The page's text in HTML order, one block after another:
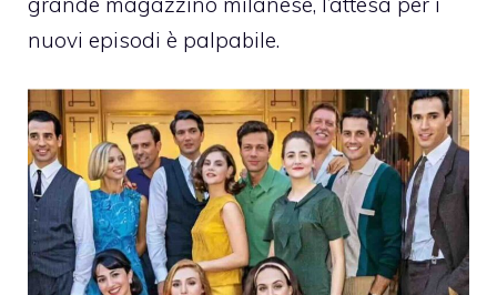
nuovi episodi è palpabile.